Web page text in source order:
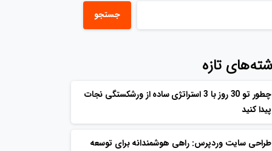
جستجو
تازه
چطور تو 30 روز با 3 استراتژی ساده از ورشکستگی نجات
پیدا کنید
طراحی سایت وردپرس: راهی هوشمندانه برای توسعه